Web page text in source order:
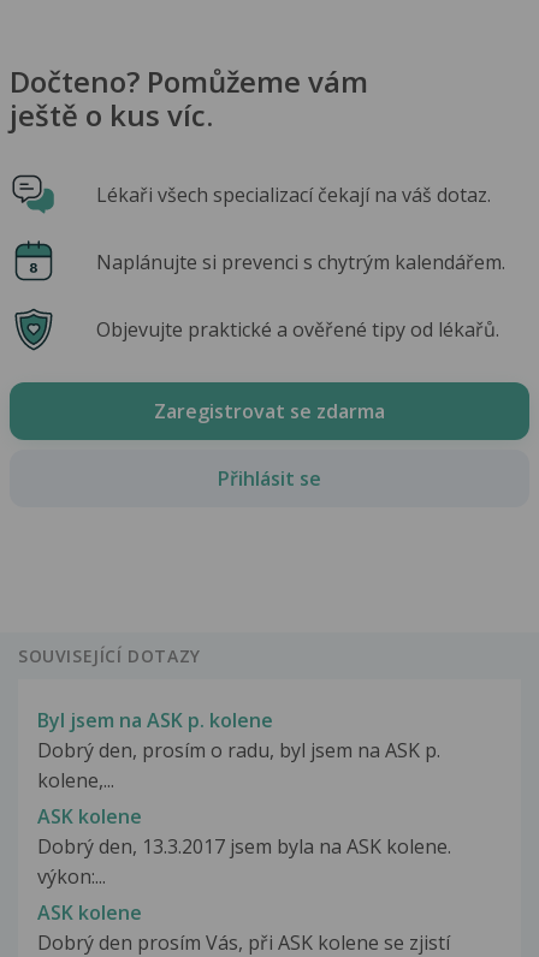
Dočteno? Pomůžeme vám
ještě o kus víc.
Lékaři všech specializací čekají na váš dotaz.
Naplánujte si prevenci s chytrým kalendářem.
Objevujte praktické a ověřené tipy od lékařů.
Zaregistrovat se zdarma
Přihlásit se
SOUVISEJÍCÍ DOTAZY
Byl jsem na ASK p. kolene
Dobrý den, prosím o radu, byl jsem na ASK p.
kolene,...
ASK kolene
Dobrý den, 13.3.2017 jsem byla na ASK kolene.
výkon:...
ASK kolene
Dobrý den prosím Vás, při ASK kolene se zjistí